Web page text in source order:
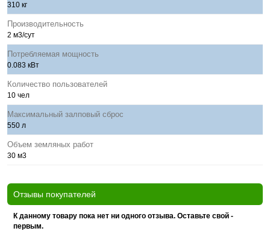
310 кг
Производительность
2 м3/сут
Потребляемая мощность
0.083 кВт
Количество пользователей
10 чел
Максимальный залповый сброс
550 л
Объем земляных работ
30 м3
Отзывы покупателей
К данному товару пока нет ни одного отзыва. Оставьте свой -
первым.